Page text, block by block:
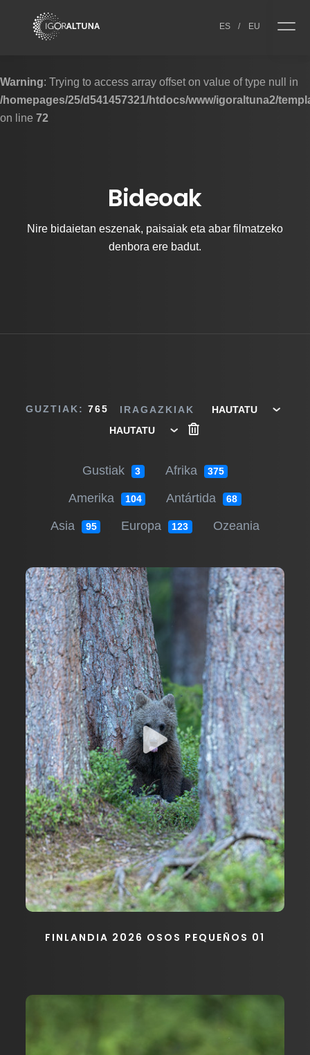
ES / EU
Warning: Trying to access array offset on value of type null in
/homepages/25/d541457321/htdocs/www/igoraltuna2/
on line 72
Bideoak
Nire bidaietan eszenak, paisaiak eta abar filmatzeko
denbora ere badut.
GUZTIAK: 765 IRAGAZKIAK
Gustiak 3 Afrika 375
Amerika 104 Antártida 68
Asia 95 Europa 123 Ozeania
FINLANDIA 2026 OSOS PEQUEÑOS 01